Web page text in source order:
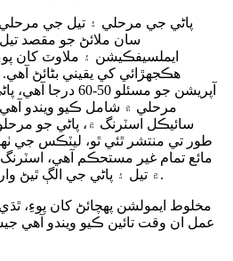
پاڻي جي مرحلي ۽ تيل جي
سان ملائڻ جو مقصد
ايملسيفڪيشن ۽ ملاوٽ کان
هڪجهڙائي کي يقيني بڻائڻ
آپريشن جو مسئلو
مرحلي ۾ شامل ڪيو ويندو
سائيڪل اسٽرنگ ۾، پاڻي جو
طور تي منتشر ٿئي ٿو، ليٽڪس جي
مائع تمام غير مستحڪم آهي،
۾ تيل ۽ پاڻي جي الڳ ٿيڻ واري رجحان تي ٿي سگهي ٿو.
مخلوط ايمولشن پهچائڻ کان پوءِ،
عمل ان وقت تائين ڪيو ويندو آهي